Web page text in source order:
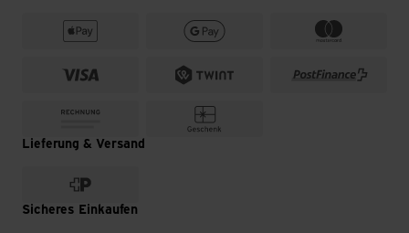
Lieferung & Versand
Sicheres Einkaufen